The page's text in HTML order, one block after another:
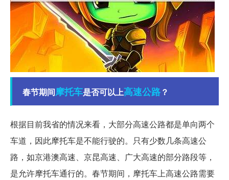
春节期间摩托车是否可以上高速公路？
根据目前我省的情况来看，大部分高速公路都是单向两个
车道，因此摩托车是不能行驶的。只有少数几条高速公
路，如京港澳高速、京昆高速、广大高速的部分路段等，
是允许摩托车通行的。春节期间，摩托车上高速公路需要